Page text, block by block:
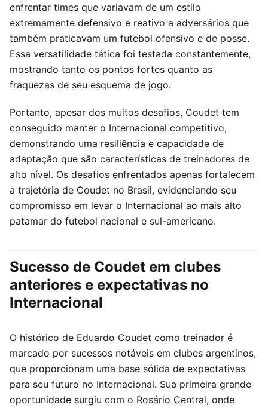
enfrentar times que variavam de um estilo
extremamente defensivo e reativo a adversários que
também praticavam um futebol ofensivo e de posse.
Essa versatilidade tática foi testada constantemente,
mostrando tanto os pontos fortes quanto as
fraquezas de seu esquema de jogo.
Portanto, apesar dos muitos desafios, Coudet tem
conseguido manter o Internacional competitivo,
demonstrando uma resiliência e capacidade de
adaptação que são características de treinadores de
alto nível. Os desafios enfrentados apenas fortalecem
a trajetória de Coudet no Brasil, evidenciando seu
compromisso em levar o Internacional ao mais alto
patamar do futebol nacional e sul-americano.
Sucesso de Coudet em clubes
anteriores e expectativas no
Internacional
O histórico de Eduardo Coudet como treinador é
marcado por sucessos notáveis em clubes argentinos,
que proporcionam uma base sólida de expectativas
para seu futuro no Internacional. Sua primeira grande
oportunidade surgiu com o Rosário Central, onde